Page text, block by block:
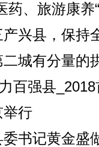
药、旅游康养
兴县，保持
二城有分量
书记黄金盛